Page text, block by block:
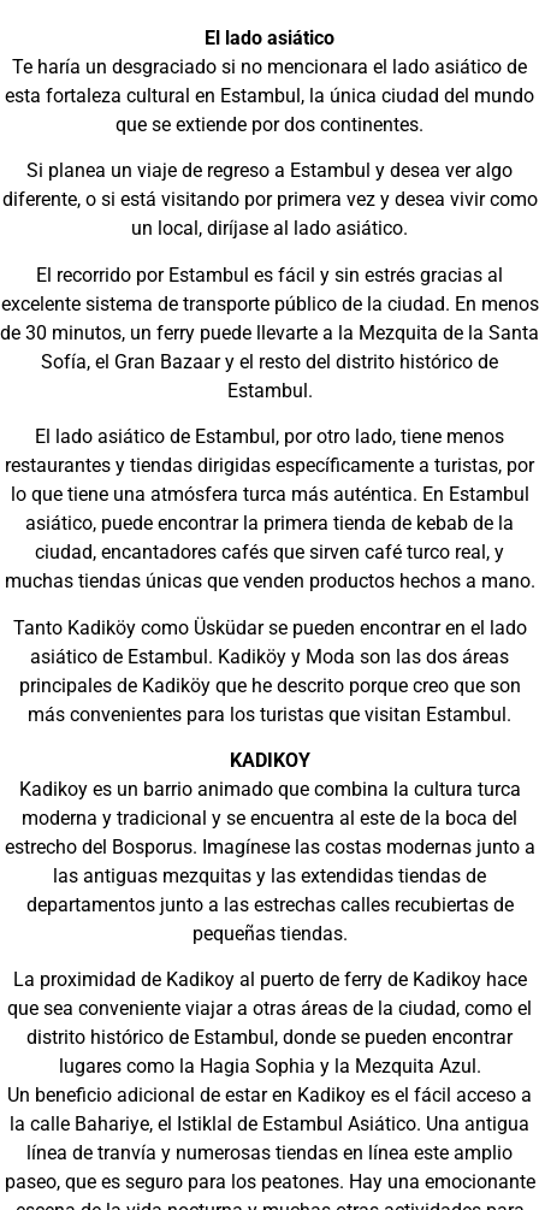
El lado asiático
Te haría un desgraciado si no mencionara el lado asiático de
esta fortaleza cultural en Estambul, la única ciudad del mundo
que se extiende por dos continentes.
Si planea un viaje de regreso a Estambul y desea ver algo
diferente, o si está visitando por primera vez y desea vivir como
un local, diríjase al lado asiático.
El recorrido por Estambul es fácil y sin estrés gracias al
excelente sistema de transporte público de la ciudad. En menos
de 30 minutos, un ferry puede llevarte a la Mezquita de la Santa
Sofía, el Gran Bazaar y el resto del distrito histórico de
Estambul.
El lado asiático de Estambul, por otro lado, tiene menos
restaurantes y tiendas dirigidas específicamente a turistas, por
lo que tiene una atmósfera turca más auténtica. En Estambul
asiático, puede encontrar la primera tienda de kebab de la
ciudad, encantadores cafés que sirven café turco real, y
muchas tiendas únicas que venden productos hechos a mano.
Tanto Kadiköy como Üsküdar se pueden encontrar en el lado
asiático de Estambul. Kadiköy y Moda son las dos áreas
principales de Kadiköy que he descrito porque creo que son
más convenientes para los turistas que visitan Estambul.
KADIKOY
Kadikoy es un barrio animado que combina la cultura turca
moderna y tradicional y se encuentra al este de la boca del
estrecho del Bosporus. Imagínese las costas modernas junto a
las antiguas mezquitas y las extendidas tiendas de
departamentos junto a las estrechas calles recubiertas de
pequeñas tiendas.
La proximidad de Kadikoy al puerto de ferry de Kadikoy hace
que sea conveniente viajar a otras áreas de la ciudad, como el
distrito histórico de Estambul, donde se pueden encontrar
lugares como la Hagia Sophia y la Mezquita Azul.
Un beneficio adicional de estar en Kadikoy es el fácil acceso a
la calle Bahariye, el Istiklal de Estambul Asiático. Una antigua
línea de tranvía y numerosas tiendas en línea este amplio
paseo, que es seguro para los peatones. Hay una emocionante